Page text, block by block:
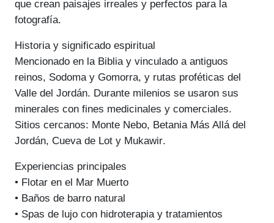
que crean paisajes irreales y perfectos para la
fotografía.
Historia y significado espiritual
Mencionado en la Biblia y vinculado a antiguos
reinos, Sodoma y Gomorra, y rutas proféticas del
Valle del Jordán. Durante milenios se usaron sus
minerales con fines medicinales y comerciales.
Sitios cercanos: Monte Nebo, Betania Más Allá del
Jordán, Cueva de Lot y Mukawir.
Experiencias principales
• Flotar en el Mar Muerto
• Baños de barro natural
• Spas de lujo con hidroterapia y tratamientos